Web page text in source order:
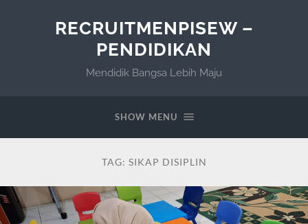
RECRUITMENPISEW –
PENDIDIKAN
Mendidik Bangsa Lebih Maju
SHOW MENU
TAG: SIKAP DISIPLIN